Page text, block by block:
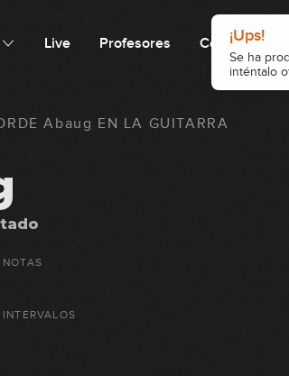
Live Profesores Cómo funciona
Abaug EN LA GUITARRA
NOTAS
INTERVALOS